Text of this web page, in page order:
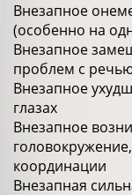
Внезапное
(особенно на
Внезапное
проблем с
Внезапное
глазах
Внезапное
координации
Внезапная